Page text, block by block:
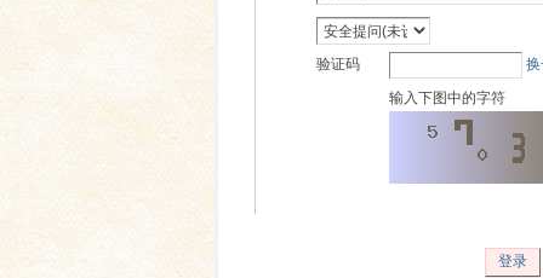
验证码
输入下图中的字符
登录